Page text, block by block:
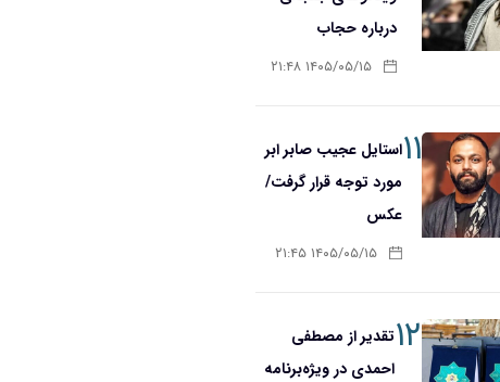
درباره حجاب
۱۴۰۵/۰۵/۱۵ ۲۱:۴۸
۱۱استایل عجیب صابر ابر
مورد توجه قرار گرفت/
عکس
۱۴۰۵/۰۵/۱۵ ۲۱:۴۵
۱۲تقدیر از مصطفی
احمدی در ویژه‌برنامه